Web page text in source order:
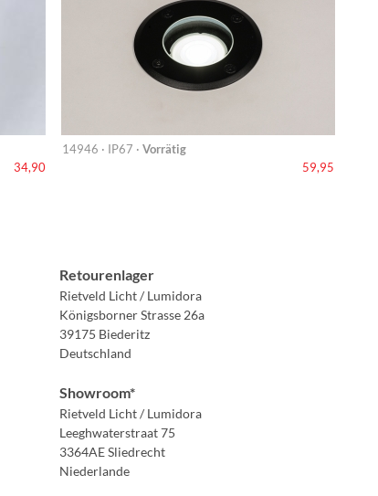
34,90
14946 · IP67 · Vorrätig
59,95
Retourenlager
Rietveld Licht / Lumidora
Königsborner Strasse 26a
39175 Biederitz
Deutschland
Showroom*
Rietveld Licht / Lumidora
Leeghwaterstraat 75
3364AE Sliedrecht
Niederlande